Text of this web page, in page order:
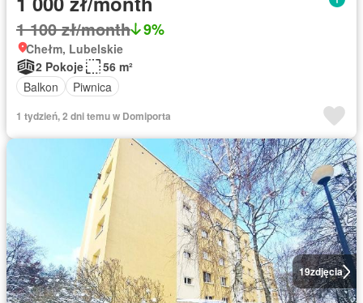
1 100 zł/month 9%
Chełm, Lubelskie
2 Pokoje
56 m²
Balkon
Piwnica
1 tydzień, 2 dni temu w Domiporta
19zdjęcia